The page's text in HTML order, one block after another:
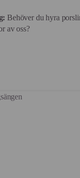
Behöver du hyra
av oss?